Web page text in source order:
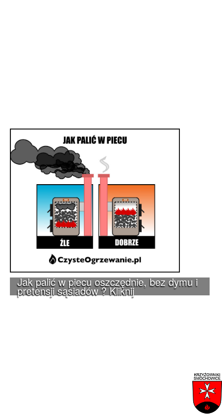
Jak palić w piecu oszczędnie, bez dymu i
pretensji sąsiadów ? Kliknij